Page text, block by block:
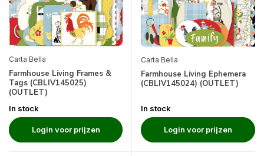
Carta Bella
Farmhouse Living Frames &
Tags (CBLIV145025)
(OUTLET)
In stock
Login voor prijzen
Carta Bella
Farmhouse Living Ephemera
(CBLIV145024) (OUTLET)
In stock
Login voor prijzen